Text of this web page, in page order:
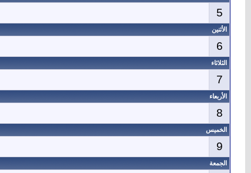
5
الأثنين
6
الثلاثاء
7
الأربعاء
8
الخميس
9
الجمعة